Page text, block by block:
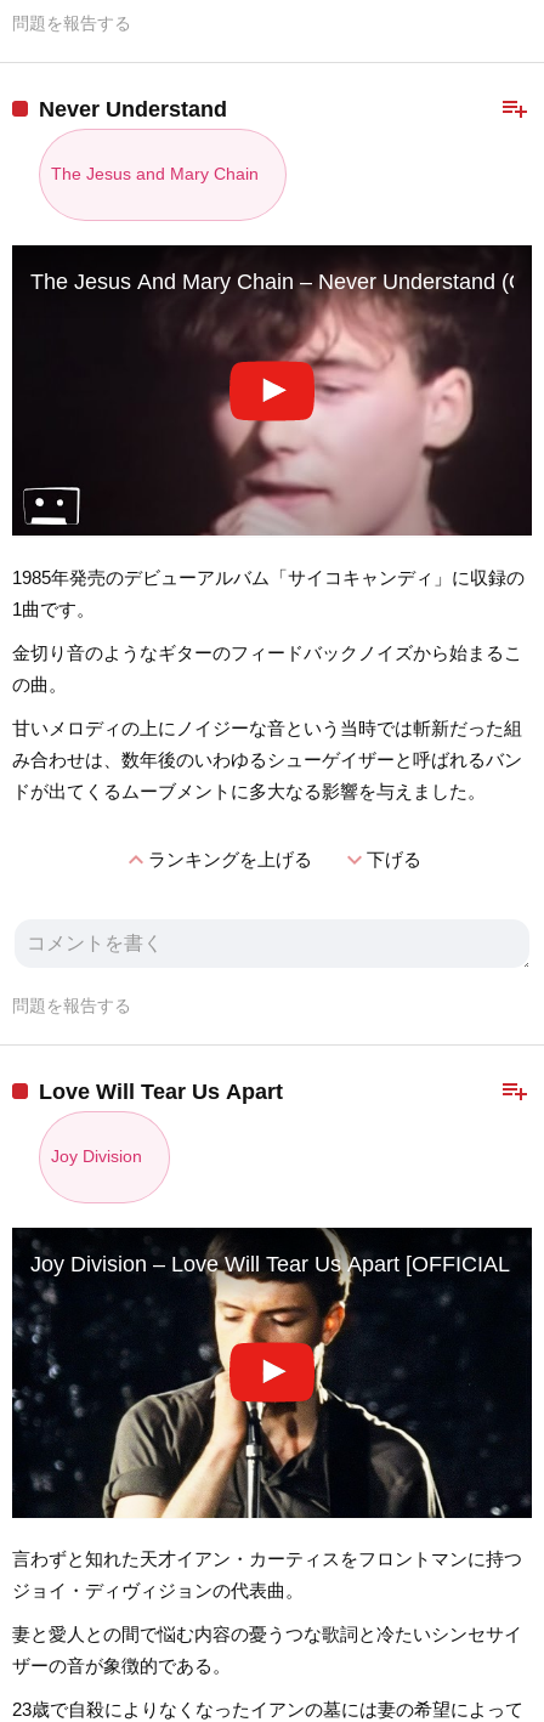
問題を報告する
playlist_add
Never Understand
The Jesus and Mary Chain
The Jesus And Mary Chain – Never Understand
1985年発売のデビューアルバム「サイコキャンディ」に収録の
1曲です。
金切り音のようなギターのフィードバックノイズから始まるこ
の曲。
甘いメロディの上にノイジーな音という当時では斬新だった組
み合わせは、数年後のいわゆるシューゲイザーと呼ばれるバン
ドが出てくるムーブメントに多大なる影響を与えました。
expand_lessランキングを上げる expand_more下げる
問題を報告する
playlist_add
Love Will Tear Us Apart
Joy Division
Joy Division – Love Will Tear Us Apart [OFFICIAL
言わずと知れた天才イアン・カーティスをフロントマンに持つ
ジョイ・ディヴィジョンの代表曲。
妻と愛人との間で悩む内容の憂うつな歌詞と冷たいシンセサイ
ザーの音が象徴的である。
23歳で自殺によりなくなったイアンの墓には妻の希望によって